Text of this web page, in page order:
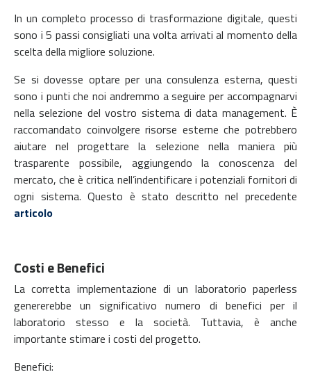
In un completo processo di trasformazione digitale, questi
sono i 5 passi consigliati una volta arrivati al momento della
scelta della migliore soluzione.
Se si dovesse optare per una consulenza esterna, questi
sono i punti che noi andremmo a seguire per accompagnarvi
nella selezione del vostro sistema di data management. È
raccomandato coinvolgere risorse esterne che potrebbero
aiutare nel progettare la selezione nella maniera più
trasparente possibile, aggiungendo la conoscenza del
mercato, che è critica nell’indentificare i potenziali fornitori di
ogni sistema. Questo è stato descritto nel precedente
articolo
Costi e Benefici
La corretta implementazione di un laboratorio paperless
genererebbe un significativo numero di benefici per il
laboratorio stesso e la società. Tuttavia, è anche
importante stimare i costi del progetto.
Benefici: